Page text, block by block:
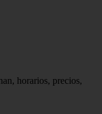
horarios, precios,